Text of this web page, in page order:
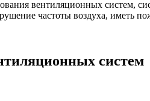
вентиляционных систем,
частоты воздуха, иметь
систем